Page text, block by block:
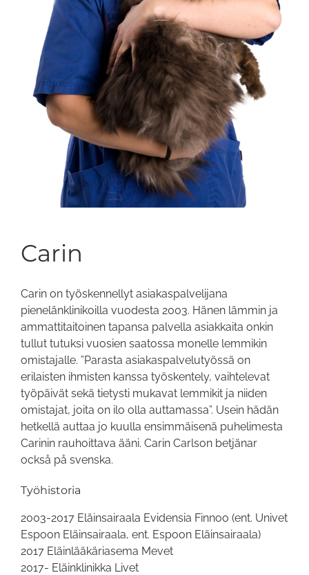
Carin
Carin on työskennellyt asiakaspalvelijana
pienelänklinikoilla vuodesta 2003. Hänen lämmin ja
ammattitaitoinen tapansa palvella asiakkaita onkin
tullut tutuksi vuosien saatossa monelle lemmikin
omistajalle. ”Parasta asiakaspalvelutyössä on
erilaisten ihmisten kanssa työskentely, vaihtelevat
työpäivät sekä tietysti mukavat lemmikit ja niiden
omistajat, joita on ilo olla auttamassa”. Usein hädän
hetkellä auttaa jo kuulla ensimmäisenä puhelimesta
Carinin rauhoittava ääni. Carin Carlson betjänar
också på svenska.
Työhistoria
2003-2017 Eläinsairaala Evidensia Finnoo (ent. Univet
Espoon Eläinsairaala, ent. Espoon Eläinsairaala)
2017 Eläinlääkäriasema Mevet
2017- Eläinklinikka Livet